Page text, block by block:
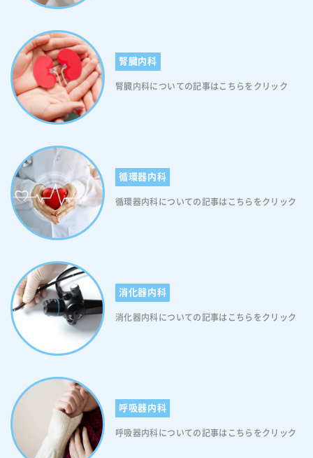
腎臓内科
腎臓内科についての記事はこちらをクリック
循環器内科
循環器内科についての記事はこちらをクリック
消化器内科
消化器内科についての記事はこちらをクリック
呼吸器内科
呼吸器内科についての記事はこちらをクリック